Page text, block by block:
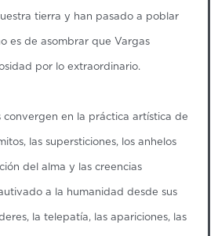
tierra y han pasado a poblar
es de asombrar que Vargas
por lo extraordinario.
convergen en la práctica artística de
las supersticiones, los anhelos
del alma y las creencias
a la humanidad desde sus
la telepatía, las apariciones, las